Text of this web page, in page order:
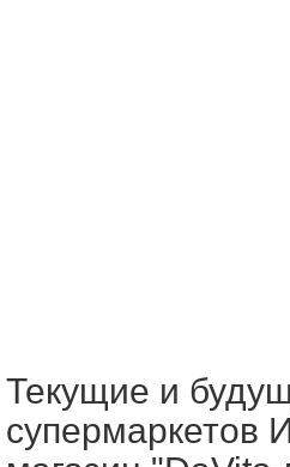
Текущие и
супермаркетов